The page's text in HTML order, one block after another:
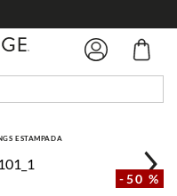
ESTAMPADA
-50 %